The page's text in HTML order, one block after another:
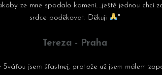
ze mne spadalo kamení…..ještě jednou chci
srdce poděkovat. Děkuji
"
Tereza - Praha
Sváťou jsem šťastnej, protože už jsem málem